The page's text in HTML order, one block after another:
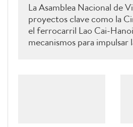
La Asamblea Nacional de
proyectos clave como la
el ferrocarril Lao Cai-
mecanismos para impulsar